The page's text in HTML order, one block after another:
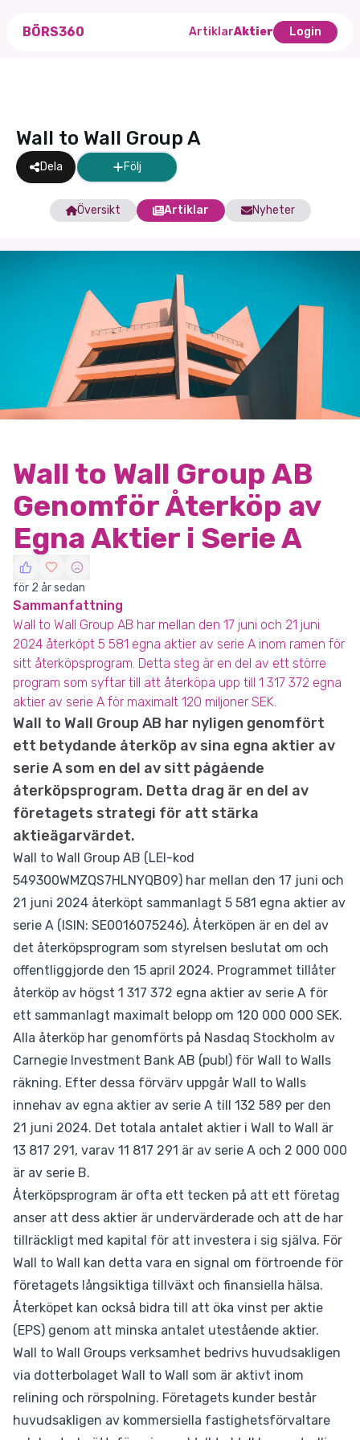
BÖRS360 ArtiklarAktier Login
Wall to Wall Group A
Dela Följ
Översikt Artiklar Nyheter
Wall to Wall Group AB
Genomför Återköp av
Egna Aktier i Serie A
för 2 år sedan
Sammanfattning
Wall to Wall Group AB har mellan den 17 juni och 21 juni
2024 återköpt 5 581 egna aktier av serie A inom ramen för
sitt återköpsprogram. Detta steg är en del av ett större
program som syftar till att återköpa upp till 1 317 372 egna
aktier av serie A för maximalt 120 miljoner SEK.
Wall to Wall Group AB har nyligen genomfört
ett betydande återköp av sina egna aktier av
serie A som en del av sitt pågående
återköpsprogram. Detta drag är en del av
företagets strategi för att stärka
aktieägarvärdet.
Wall to Wall Group AB (LEI-kod
549300WMZQS7HLNYQB09) har mellan den 17 juni och
21 juni 2024 återköpt sammanlagt 5 581 egna aktier av
serie A (ISIN: SE0016075246). Återköpen är en del av
det återköpsprogram som styrelsen beslutat om och
offentliggjorde den 15 april 2024. Programmet tillåter
återköp av högst 1 317 372 egna aktier av serie A för
ett sammanlagt maximalt belopp om 120 000 000 SEK.
Alla återköp har genomförts på Nasdaq Stockholm av
Carnegie Investment Bank AB (publ) för Wall to Walls
räkning. Efter dessa förvärv uppgår Wall to Walls
innehav av egna aktier av serie A till 132 589 per den
21 juni 2024. Det totala antalet aktier i Wall to Wall är
13 817 291, varav 11 817 291 är av serie A och 2 000 000
är av serie B.
Återköpsprogram är ofta ett tecken på att ett företag
anser att dess aktier är undervärderade och att de har
tillräckligt med kapital för att investera i sig själva. För
Wall to Wall kan detta vara en signal om förtroende för
företagets långsiktiga tillväxt och finansiella hälsa.
Återköpet kan också bidra till att öka vinst per aktie
(EPS) genom att minska antalet utestående aktier.
Wall to Wall Groups verksamhet bedrivs huvudsakligen
via dotterbolaget Wall to Wall som är aktivt inom
relining och rörspolning. Företagets kunder består
huvudsakligen av kommersiella fastighetsförvaltare